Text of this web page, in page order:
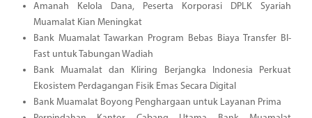
Amanah Kelola Dana, Peserta Korporasi DPLK Syariah
Muamalat Kian Meningkat
Bank Muamalat Tawarkan Program Bebas Biaya Transfer BI-
Fast untuk Tabungan Wadiah
Bank Muamalat dan Kliring Berjangka Indonesia Perkuat
Ekosistem Perdagangan Fisik Emas Secara Digital
Bank Muamalat Boyong Penghargaan untuk Layanan Prima